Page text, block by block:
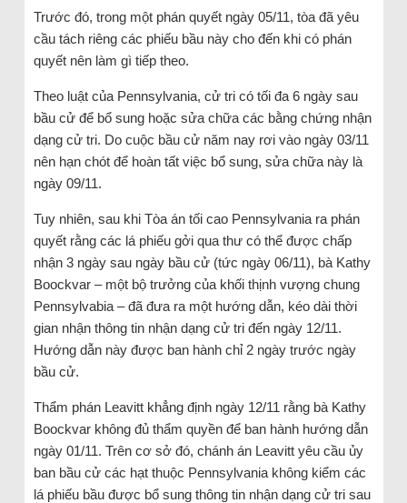
Trước đó, trong một phán quyết ngày 05/11, tòa đã yêu
cầu tách riêng các phiếu bầu này cho đến khi có phán
quyết nên làm gì tiếp theo.
Theo luật của Pennsylvania, cử tri có tối đa 6 ngày sau
bầu cử để bổ sung hoặc sửa chữa các bằng chứng nhận
dạng cử tri. Do cuộc bầu cử năm nay rơi vào ngày 03/11
nên hạn chót để hoàn tất việc bổ sung, sửa chữa này là
ngày 09/11.
Tuy nhiên, sau khi Tòa án tối cao Pennsylvania ra phán
quyết rằng các lá phiếu gởi qua thư có thể được chấp
nhận 3 ngày sau ngày bầu cử (tức ngày 06/11), bà Kathy
Boockvar – một bộ trưởng của khối thịnh vượng chung
Pennsylvabia – đã đưa ra một hướng dẫn, kéo dài thời
gian nhận thông tin nhận dạng cử tri đến ngày 12/11.
Hướng dẫn này được ban hành chỉ 2 ngày trước ngày
bầu cử.
Thẩm phán Leavitt khẳng định ngày 12/11 rằng bà Kathy
Boockvar không đủ thẩm quyền để ban hành hướng dẫn
ngày 01/11. Trên cơ sở đó, chánh án Leavitt yêu cầu ủy
ban bầu cử các hạt thuộc Pennsylvania không kiểm các
lá phiếu bầu được bổ sung thông tin nhận dạng cử tri sau